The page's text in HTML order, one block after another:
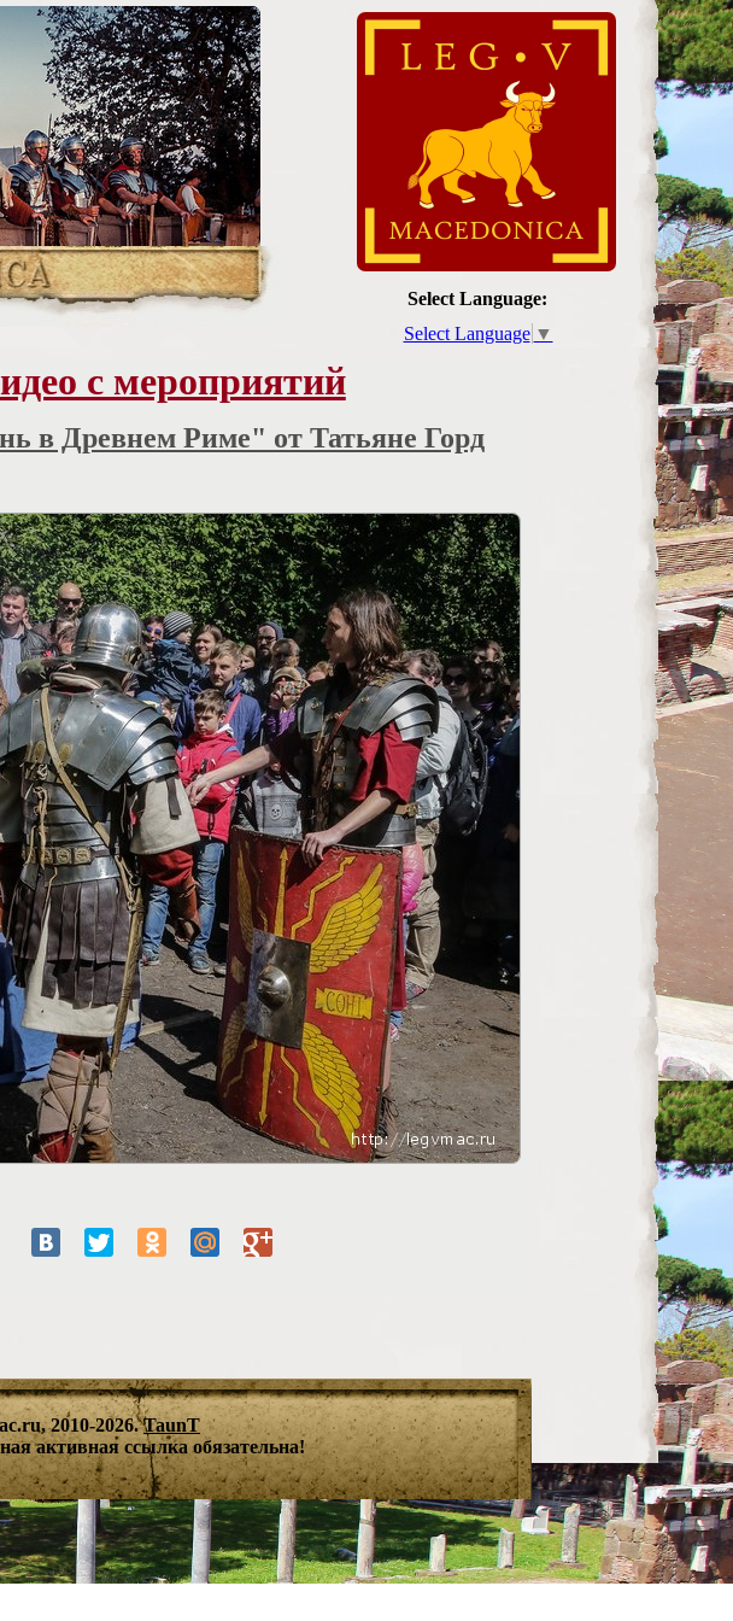
Select Language:
Select Language ▼
с мероприятий
в Древнем Риме" от Татьяне Горд
2010-2026.TaunT
активная ссылка обязательна!